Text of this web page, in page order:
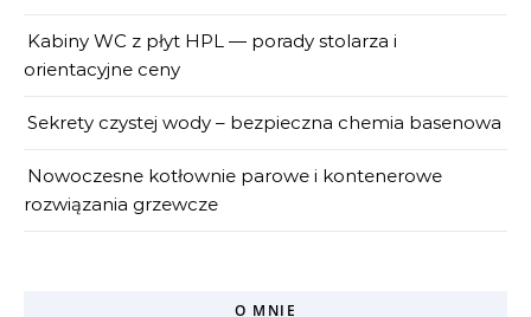
Kabiny WC z płyt HPL — porady stolarza i
orientacyjne ceny
Sekrety czystej wody – bezpieczna chemia basenowa
Nowoczesne kotłownie parowe i kontenerowe
rozwiązania grzewcze
O MNIE